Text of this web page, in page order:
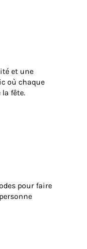
et une
où chaque
la fête.
pour faire